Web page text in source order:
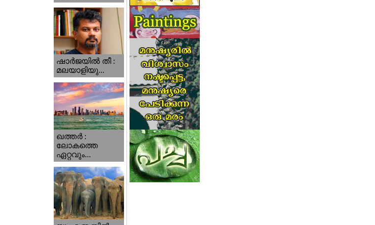
ഷാര്‍ജയില്‍ തീ :
മലയാളിയു...
ഖത്തര്‍ :
ലോകത്തെ
ഏറ്റവും...